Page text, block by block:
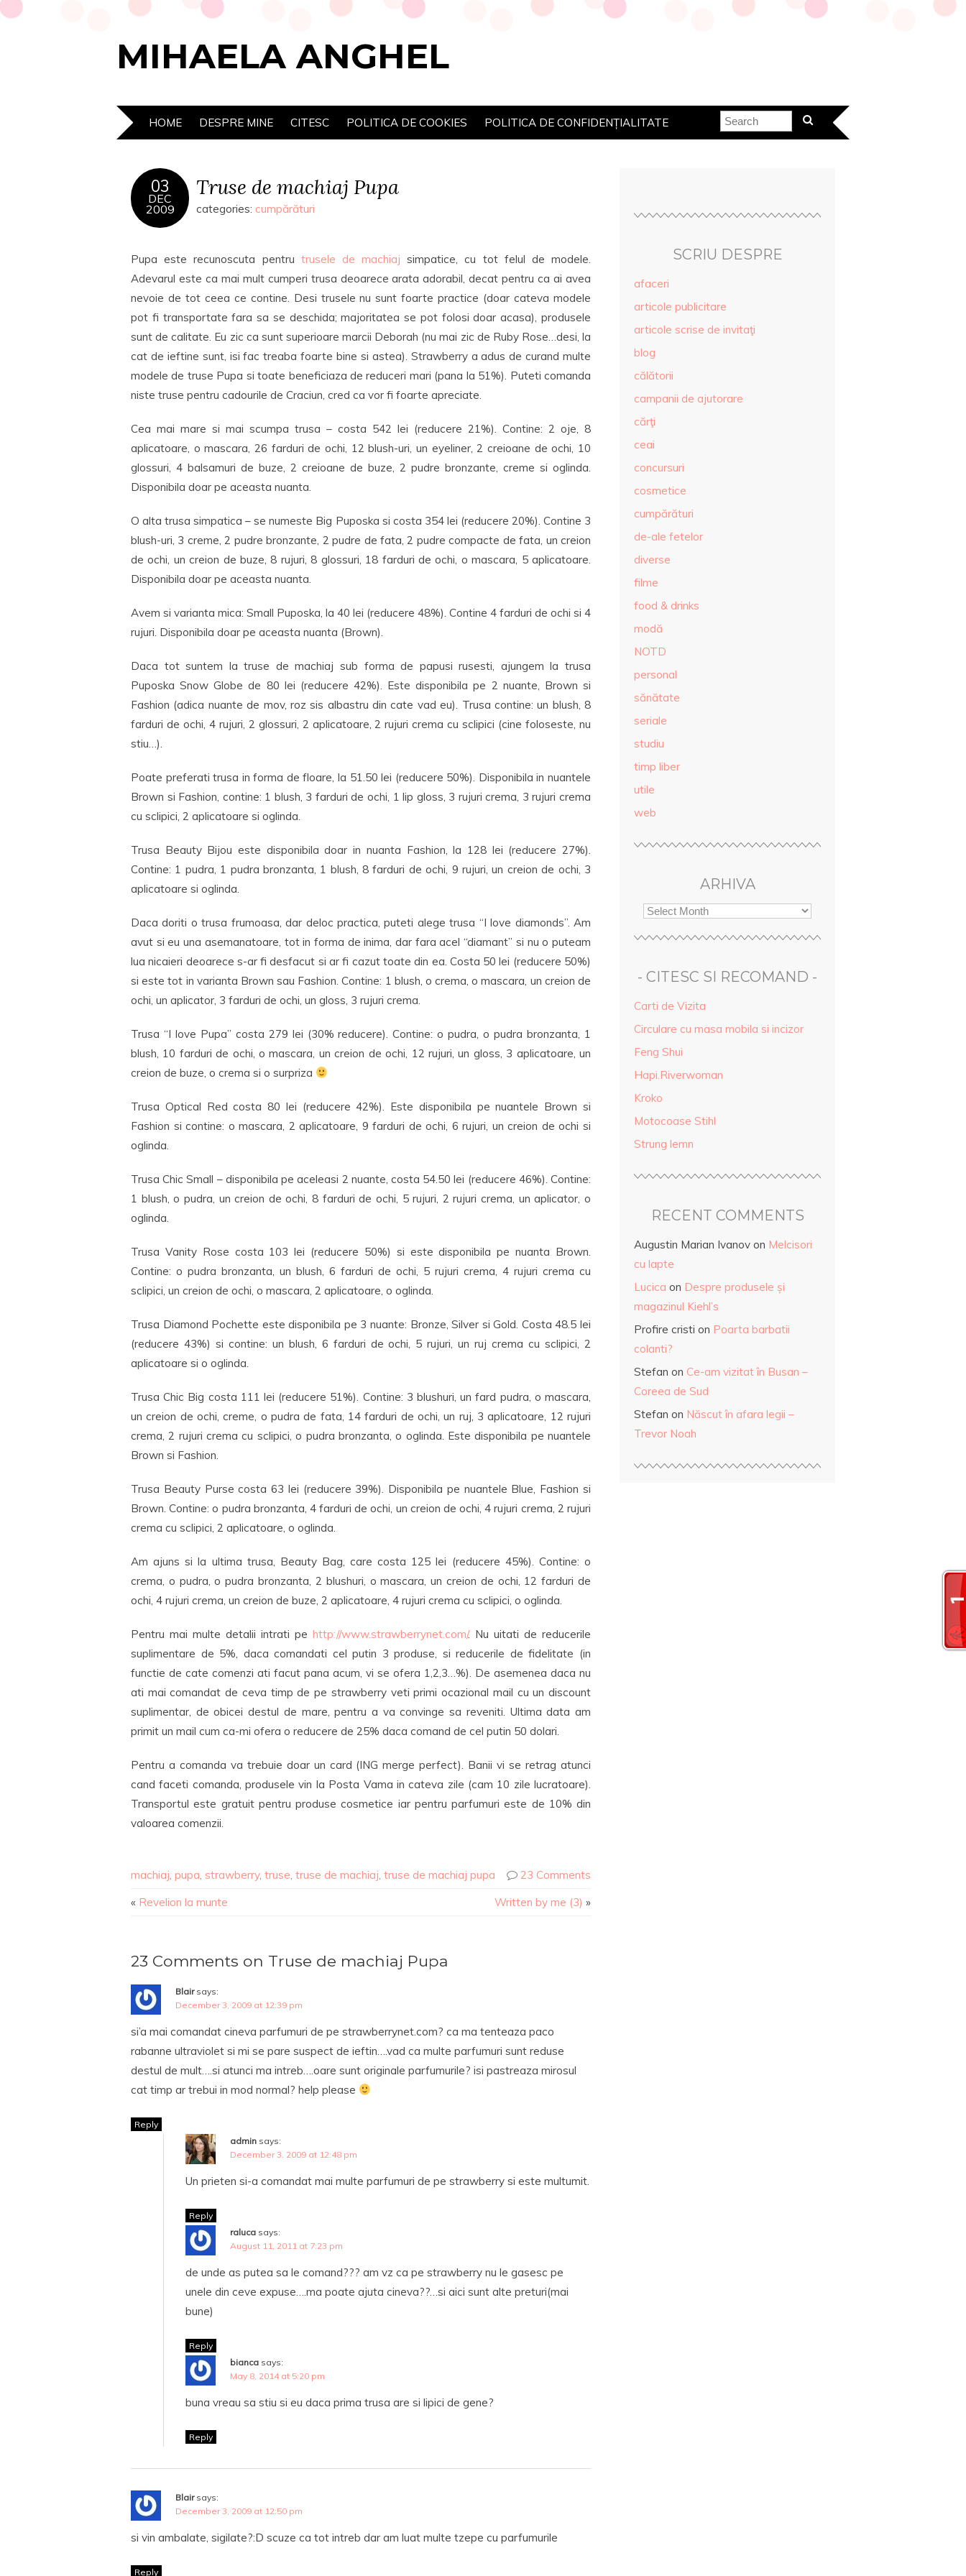
MIHAELA ANGHEL
HOME DESPRE MINE CITESC POLITICA DE COOKIES POLITICA DE CONFIDENȚIALITATE
03
DEC
2009
Truse de machiaj Pupa
categories: cumpărături
Pupa este recunoscuta pentru trusele de machiaj simpatice, cu tot felul de modele.
Adevarul este ca mai mult cumperi trusa deoarece arata adorabil, decat pentru ca ai avea
nevoie de tot ceea ce contine. Desi trusele nu sunt foarte practice (doar cateva modele
pot fi transportate fara sa se deschida; majoritatea se pot folosi doar acasa), produsele
sunt de calitate. Eu zic ca sunt superioare marcii Deborah (nu mai zic de Ruby Rose…desi, la
cat de ieftine sunt, isi fac treaba foarte bine si astea). Strawberry a adus de curand multe
modele de truse Pupa si toate beneficiaza de reduceri mari (pana la 51%). Puteti comanda
niste truse pentru cadourile de Craciun, cred ca vor fi foarte apreciate.
Cea mai mare si mai scumpa trusa – costa 542 lei (reducere 21%). Contine: 2 oje, 8
aplicatoare, o mascara, 26 farduri de ochi, 12 blush-uri, un eyeliner, 2 creioane de ochi, 10
glossuri, 4 balsamuri de buze, 2 creioane de buze, 2 pudre bronzante, creme si oglinda.
Disponibila doar pe aceasta nuanta.
O alta trusa simpatica – se numeste Big Puposka si costa 354 lei (reducere 20%). Contine 3
blush-uri, 3 creme, 2 pudre bronzante, 2 pudre de fata, 2 pudre compacte de fata, un creion
de ochi, un creion de buze, 8 rujuri, 8 glossuri, 18 farduri de ochi, o mascara, 5 aplicatoare.
Disponibila doar pe aceasta nuanta.
Avem si varianta mica: Small Puposka, la 40 lei (reducere 48%). Contine 4 farduri de ochi si 4
rujuri. Disponibila doar pe aceasta nuanta (Brown).
Daca tot suntem la truse de machiaj sub forma de papusi rusesti, ajungem la trusa
Puposka Snow Globe de 80 lei (reducere 42%). Este disponibila pe 2 nuante, Brown si
Fashion (adica nuante de mov, roz sis albastru din cate vad eu). Trusa contine: un blush, 8
farduri de ochi, 4 rujuri, 2 glossuri, 2 aplicatoare, 2 rujuri crema cu sclipici (cine foloseste, nu
stiu…).
Poate preferati trusa in forma de floare, la 51.50 lei (reducere 50%). Disponibila in nuantele
Brown si Fashion, contine: 1 blush, 3 farduri de ochi, 1 lip gloss, 3 rujuri crema, 3 rujuri crema
cu sclipici, 2 aplicatoare si oglinda.
Trusa Beauty Bijou este disponibila doar in nuanta Fashion, la 128 lei (reducere 27%).
Contine: 1 pudra, 1 pudra bronzanta, 1 blush, 8 farduri de ochi, 9 rujuri, un creion de ochi, 3
aplicatoare si oglinda.
Daca doriti o trusa frumoasa, dar deloc practica, puteti alege trusa “I love diamonds”. Am
avut si eu una asemanatoare, tot in forma de inima, dar fara acel “diamant” si nu o puteam
lua nicaieri deoarece s-ar fi desfacut si ar fi cazut toate din ea. Costa 50 lei (reducere 50%)
si este tot in varianta Brown sau Fashion. Contine: 1 blush, o crema, o mascara, un creion de
ochi, un aplicator, 3 farduri de ochi, un gloss, 3 rujuri crema.
Trusa “I love Pupa” costa 279 lei (30% reducere). Contine: o pudra, o pudra bronzanta, 1
blush, 10 farduri de ochi, o mascara, un creion de ochi, 12 rujuri, un gloss, 3 aplicatoare, un
creion de buze, o crema si o surpriza
Trusa Optical Red costa 80 lei (reducere 42%). Este disponibila pe nuantele Brown si
Fashion si contine: o mascara, 2 aplicatoare, 9 farduri de ochi, 6 rujuri, un creion de ochi si
oglinda.
Trusa Chic Small – disponibila pe aceleasi 2 nuante, costa 54.50 lei (reducere 46%). Contine:
1 blush, o pudra, un creion de ochi, 8 farduri de ochi, 5 rujuri, 2 rujuri crema, un aplicator, o
oglinda.
Trusa Vanity Rose costa 103 lei (reducere 50%) si este disponibila pe nuanta Brown.
Contine: o pudra bronzanta, un blush, 6 farduri de ochi, 5 rujuri crema, 4 rujuri crema cu
sclipici, un creion de ochi, o mascara, 2 aplicatoare, o oglinda.
Trusa Diamond Pochette este disponibila pe 3 nuante: Bronze, Silver si Gold. Costa 48.5 lei
(reducere 43%) si contine: un blush, 6 farduri de ochi, 5 rujuri, un ruj crema cu sclipici, 2
aplicatoare si o oglinda.
Trusa Chic Big costa 111 lei (reducere 51%). Contine: 3 blushuri, un fard pudra, o mascara,
un creion de ochi, creme, o pudra de fata, 14 farduri de ochi, un ruj, 3 aplicatoare, 12 rujuri
crema, 2 rujuri crema cu sclipici, o pudra bronzanta, o oglinda. Este disponibila pe nuantele
Brown si Fashion.
Trusa Beauty Purse costa 63 lei (reducere 39%). Disponibila pe nuantele Blue, Fashion si
Brown. Contine: o pudra bronzanta, 4 farduri de ochi, un creion de ochi, 4 rujuri crema, 2 rujuri
crema cu sclipici, 2 aplicatoare, o oglinda.
Am ajuns si la ultima trusa, Beauty Bag, care costa 125 lei (reducere 45%). Contine: o
crema, o pudra, o pudra bronzanta, 2 blushuri, o mascara, un creion de ochi, 12 farduri de
ochi, 4 rujuri crema, un creion de buze, 2 aplicatoare, 4 rujuri crema cu sclipici, o oglinda.
Pentru mai multe detalii intrati pe http://www.strawberrynet.com/. Nu uitati de reducerile
suplimentare de 5%, daca comandati cel putin 3 produse, si reducerile de fidelitate (in
functie de cate comenzi ati facut pana acum, vi se ofera 1,2,3…%). De asemenea daca nu
ati mai comandat de ceva timp de pe strawberry veti primi ocazional mail cu un discount
suplimentar, de obicei destul de mare, pentru a va convinge sa reveniti. Ultima data am
primit un mail cum ca-mi ofera o reducere de 25% daca comand de cel putin 50 dolari.
Pentru a comanda va trebuie doar un card (ING merge perfect). Banii vi se retrag atunci
cand faceti comanda, produsele vin la Posta Vama in cateva zile (cam 10 zile lucratoare).
Transportul este gratuit pentru produse cosmetice iar pentru parfumuri este de 10% din
valoarea comenzii.
machiaj, pupa, strawberry, truse, truse de machiaj, truse de machiaj pupa
23 Comments
« Revelion la munte Written by me (3) »
23 Comments on Truse de machiaj Pupa
Blair says:
December 3, 2009 at 12:39 pm
si’a mai comandat cineva parfumuri de pe strawberrynet.com? ca ma tenteaza paco
rabanne ultraviolet si mi se pare suspect de ieftin….vad ca multe parfumuri sunt reduse
destul de mult….si atunci ma intreb….oare sunt originale parfumurile? isi pastreaza mirosul
cat timp ar trebui in mod normal? help please
Reply
admin says:
December 3, 2009 at 12:48 pm
Un prieten si-a comandat mai multe parfumuri de pe strawberry si este multumit.
Reply
raluca says:
August 11, 2011 at 7:23 pm
de unde as putea sa le comand??? am vz ca pe strawberry nu le gasesc pe
unele din ceve expuse….ma poate ajuta cineva??…si aici sunt alte preturi(mai
bune)
Reply
bianca says:
May 8, 2014 at 5:20 pm
buna vreau sa stiu si eu daca prima trusa are si lipici de gene?
Reply
Blair says:
December 3, 2009 at 12:50 pm
si vin ambalate, sigilate?:D scuze ca tot intreb dar am luat multe tzepe cu parfumurile
Reply
SCRIU DESPRE
afaceri
articole publicitare
articole scrise de invitaţi
blog
călătorii
campanii de ajutorare
cărţi
ceai
concursuri
cosmetice
cumpărături
de-ale fetelor
diverse
filme
food & drinks
modă
NOTD
personal
sănătate
seriale
studiu
timp liber
utile
web
ARHIVA
- CITESC SI RECOMAND -
Carti de Vizita
Circulare cu masa mobila si incizor
Feng Shui
Hapi.Riverwoman
Kroko
Motocoase Stihl
Strung lemn
RECENT COMMENTS
Augustin Marian Ivanov on Melcisori
cu lapte
Lucica on Despre produsele și
magazinul Kiehl’s
Profire cristi on Poarta barbatii
colanti?
Stefan on Ce-am vizitat în Busan –
Coreea de Sud
Stefan on Născut în afara legii –
Trevor Noah